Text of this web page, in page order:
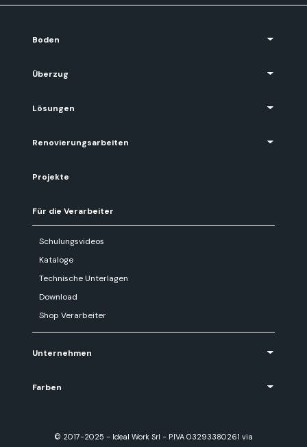
Boden
Überzug
Lösungen
Renovierungsarbeiten
Projekte
Für die Verarbeiter
Schulungsvideos
Kataloge
Technische Unterlagen
Download
Shop Verarbeiter
Unternehmen
Farben
© 2017-2025 - Ideal Work Srl - P.IVA 03293380261 via